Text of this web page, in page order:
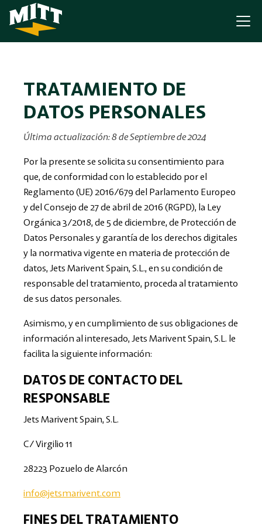
TRATAMIENTO DE
DATOS PERSONALES
Última actualización: 8 de Septiembre de 2024
Por la presente se solicita su consentimiento para
que, de conformidad con lo establecido por el
Reglamento (UE) 2016/679 del Parlamento Europeo
y del Consejo de 27 de abril de 2016 (RGPD), la Ley
Orgánica 3/2018, de 5 de diciembre, de Protección de
Datos Personales y garantía de los derechos digitales
y la normativa vigente en materia de protección de
datos, Jets Marivent Spain, S.L., en su condición de
responsable del tratamiento, proceda al tratamiento
de sus datos personales.
Asimismo, y en cumplimiento de sus obligaciones de
información al interesado, Jets Marivent Spain, S.L. le
facilita la siguiente información:
DATOS DE CONTACTO DEL
RESPONSABLE
Jets Marivent Spain, S.L.
C/ Virgilio 11
28223 Pozuelo de Alarcón
info@jetsmarivent.com
FINES DEL TRATAMIENTO